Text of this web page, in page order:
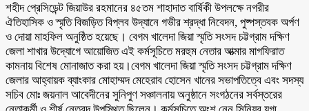
শহীদ প্রেসিডেন্ট জিয়াউর রহমানের ৪৫তম শাহাদাত বার্ষিকী উপলক্ষে নগরীর
ঐতিহাসিক ও স্মৃতি বিজড়িত বিপ্লব উদ্যানে গভীর শ্রদ্ধা নিবেদন, পুষ্পস্তবক অর্পণ
ও দোয়া মাহফিল অনুষ্ঠিত হয়েছে। বেগম খালেদা জিয়া স্মৃতি সংসদ চট্টগ্রাম দক্ষিণ
জেলা শাখার উদ্যোগে আয়োজিত এই কর্মসূচিতে মরহুম নেতার আত্মার মাগফিরাত
কামনায় বিশেষ মোনাজাত করা হয়।বেগম খালেদা জিয়া স্মৃতি সংসদ চট্টগ্রাম দক্ষিণ
জেলার আহ্বায়ক ব্যাংকার মোহাম্মদ মেহেরাব হোসেন খানের সভাপতিত্বে এবং সদস্য
সচিব মোঃ জয়নাল আবেদীনের সুনিপুণ সঞ্চালনায় অনুষ্ঠানে সংগঠনের সর্বস্তরের